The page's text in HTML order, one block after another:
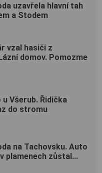
uzavřela hlavní tah
a Stodem
vzal hasiči z
domov. Pomozme
Všerub. Řidička
do stromu
na Tachovsku. Auto
plamenech zůstal...